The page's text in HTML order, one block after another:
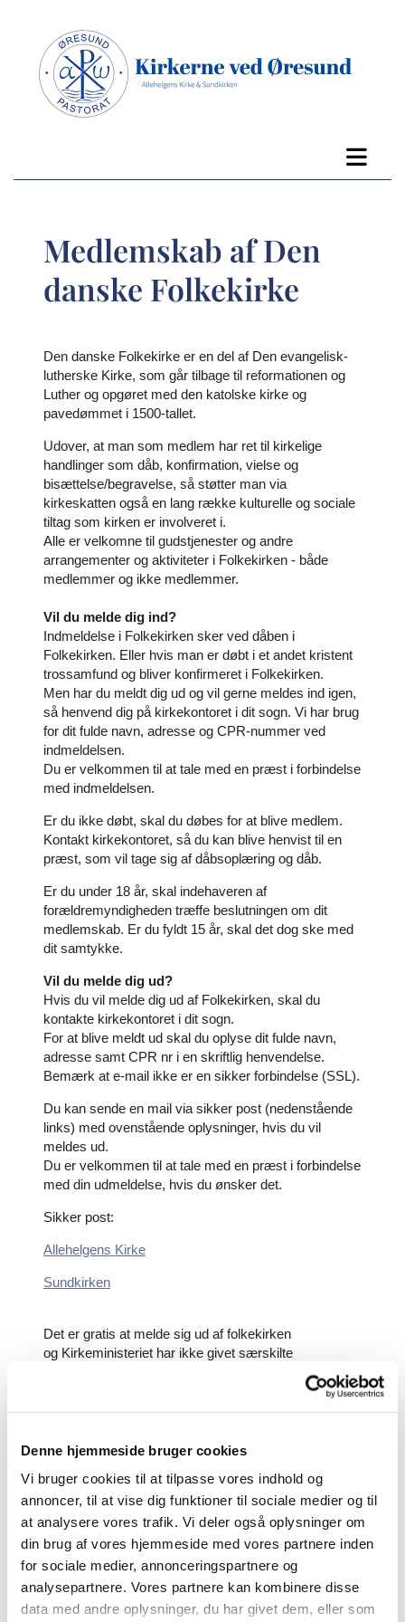
Denne hjemmeside bruger cookies
Vi bruger cookies til at tilpasse vores indhold og
annoncer, til at vise dig funktioner til sociale medier og til
at analysere vores trafik. Vi deler også oplysninger om
din brug af vores hjemmeside med vores partnere inden
for sociale medier, annonceringspartnere og
analysepartnere. Vores partnere kan kombinere disse
data med andre oplysninger, du har givet dem, eller som
Medlemskab af Den
danske Folkekirke
Den danske Folkekirke er en del af Den evangelisk-
lutherske Kirke, som går tilbage til reformationen og
Luther og opgøret med den katolske kirke og
pavedømmet i 1500-tallet.
Udover, at man som medlem har ret til kirkelige
handlinger som dåb, konfirmation, vielse og
bisættelse/begravelse, så støtter man via
kirkeskatten også en lang række kulturelle og sociale
tiltag som kirken er involveret i.
Alle er velkomne til gudstjenester og andre
arrangementer og aktiviteter i Folkekirken - både
medlemmer og ikke medlemmer.
Vil du melde dig ind?
Indmeldelse i Folkekirken sker ved dåben i
Folkekirken. Eller hvis man er døbt i et andet kristent
trossamfund og bliver konfirmeret i Folkekirken.
Men har du meldt dig ud og vil gerne meldes ind igen,
så henvend dig på kirkekontoret i dit sogn. Vi har brug
for dit fulde navn, adresse og CPR-nummer ved
indmeldelsen.
Du er velkommen til at tale med en præst i forbindelse
med indmeldelsen.
Er du ikke døbt, skal du døbes for at blive medlem.
Kontakt kirkekontoret, så du kan blive henvist til en
præst, som vil tage sig af dåbsoplæring og dåb.
Er du under 18 år, skal indehaveren af
forældremyndigheden træffe beslutningen om dit
medlemskab. Er du fyldt 15 år, skal det dog ske med
dit samtykke.
Vil du melde dig ud?
Hvis du vil melde dig ud af Folkekirken, skal du
kontakte kirkekontoret i dit sogn.
For at blive meldt ud skal du oplyse dit fulde navn,
adresse samt CPR nr i en skriftlig henvendelse.
Bemærk at e-mail ikke er en sikker forbindelse (SSL).
Du kan sende en mail via sikker post (nedenstående
links) med ovenstående oplysninger, hvis du vil
meldes ud.
Du er velkommen til at tale med en præst i forbindelse
med din udmeldelse, hvis du ønsker det.
Sikker post:
Allehelgens Kirke
Sundkirken
Det er gratis at melde sig ud af folkekirken
og Kirkeministeriet har ikke givet særskilte
godkendelser til enkelte virksomheders særlige
forældremyndigheden træffe beslutningen. Er du fyldt
Personregisterføreren registrerer udmeldelsen i
kirkebogen. Herved bliver den automatisk registreret i
CPR-registret.
Du får derefter tilsendt en ny fødsels- og dåbsattest
med en påtegning om, at du er udtrådt af folkekirken,
og hvornår det er sket.